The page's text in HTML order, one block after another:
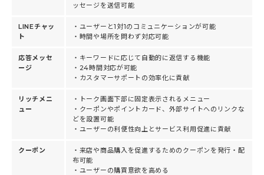
ッセージを送信可能
LINEチャッ
ト
・ユーザーと1対1のコミュニケーションが可能
・時間や場所を問わず対応可能
応答メッセ
ージ
・キーワードに応じて自動的に返信する機能
・24時間対応が可能
・カスタマーサポートの効率化に貢献
リッチメニ
ュー
・トーク画面下部に固定表示されるメニュー
・クーポンやポイントカード、外部サイトへのリンクな
どを設置可能
・ユーザーの利便性向上とサービス利用促進に貢献
クーポン
・来店や商品購入を促進するためのクーポンを発行・配
布可能
・ユーザーの購買意欲を高める